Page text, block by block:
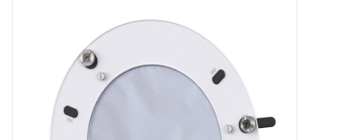
Urania / Eclipsbrillen
Globes / Gadgets